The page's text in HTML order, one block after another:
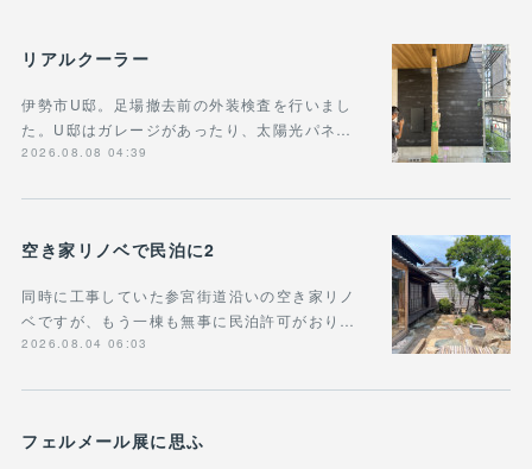
リアルクーラー
伊勢市U邸。足場撤去前の外装検査を行いまし
た。U邸はガレージがあったり、太陽光パネ…
2026.08.08 04:39
空き家リノベで民泊に2
同時に工事していた参宮街道沿いの空き家リノ
ベですが、もう一棟も無事に民泊許可がおり…
2026.08.04 06:03
フェルメール展に思ふ